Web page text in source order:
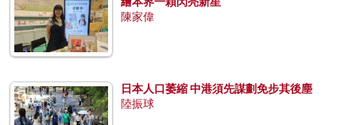
陳家偉
日本人口萎縮 中港須先謀劃免步其後塵
陸振球